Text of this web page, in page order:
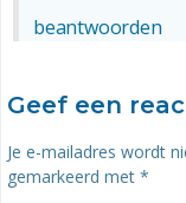
beantwoorden
Geef een
Je e-mailadres wordt
gemarkeerd met *